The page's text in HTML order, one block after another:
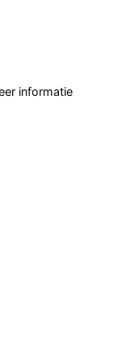
informatie